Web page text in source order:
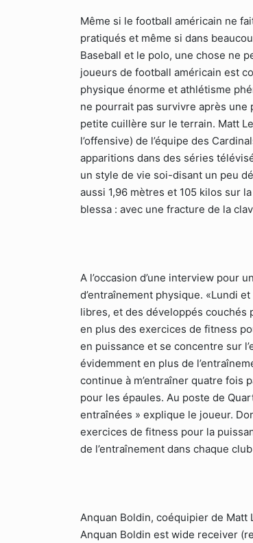
Même si le football américain ne
pratiqués et même si dans
Baseball et le polo, une chose ne
joueurs de football américain est
physique énorme et athlétisme
ne pourrait pas survivre après une
petite cuillère sur le terrain. Matt
l’offensive) de l’équipe des
apparitions dans des séries
un style de vie soi-disant un peu
aussi 1,96 mètres et 105 kilos sur
blessa : avec une fracture de la
A l’occasion d’une interview pour
d’entraînement physique. «Lundi
libres, et des développés couchés
en plus des exercices de fitness
en puissance et se concentre sur
évidemment en plus de
continue à m’entraîner quatre fois
pour les épaules. Au poste de
entraînées » explique le joueur.
exercices de fitness pour la
de l’entraînement dans chaque
Anquan Boldin, coéquipier de Matt
Anquan Boldin est wide receiver